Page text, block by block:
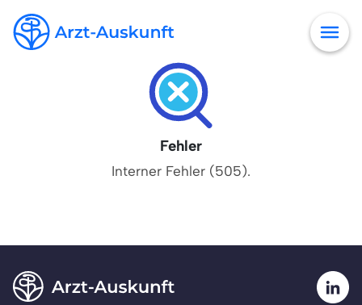
Fehler
Interner Fehler (505).